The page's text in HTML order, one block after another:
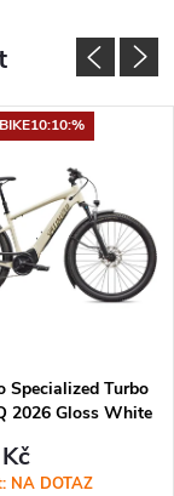
Specialized Turbo
2026 Gloss White
NA DOTAZ